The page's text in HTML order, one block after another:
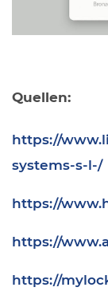
Quellen:
https://
systems-s-l-/
https://
https://
https://